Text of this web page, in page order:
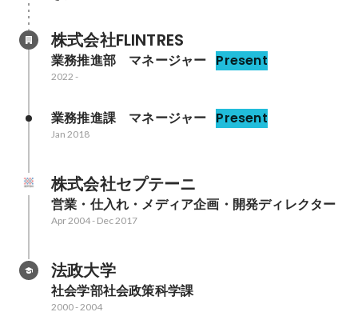
株式会社FLINTRES
業務推進部　マネージャー Present
2022 -
業務推進課　マネージャー Present
Jan 2018
株式会社セプテーニ
営業・仕入れ・メディア企画・開発ディレクター
Apr 2004- Dec 2017
法政大学
社会学部社会政策科学課
2000- 2004